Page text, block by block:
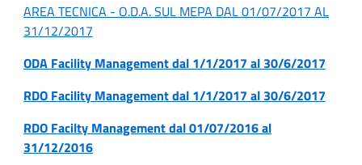
AREA TECNICA - O.D.A. SUL MEPA DAL 01/07/2017 AL
31/12/2017
ODA Facility Management dal 1/1/2017 al 30/6/2017
RDO Facility Management dal 1/1/2017 al 30/6/2017
RDO Facilty Management dal 01/07/2016 al
31/12/2016